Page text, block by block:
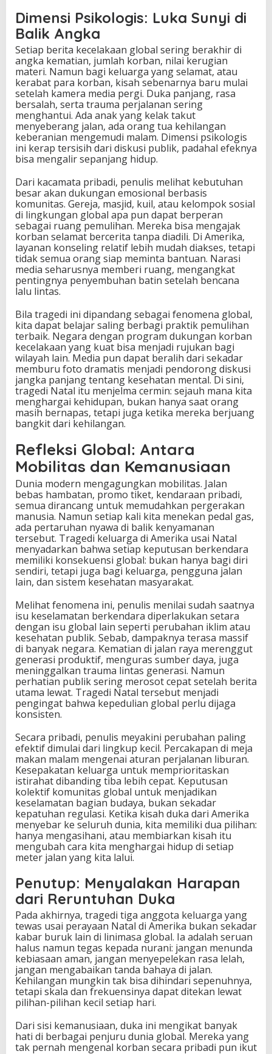
Dimensi Psikologis: Luka Sunyi di
Balik Angka
Setiap berita kecelakaan global sering berakhir di
angka kematian, jumlah korban, nilai kerugian
materi. Namun bagi keluarga yang selamat, atau
kerabat para korban, kisah sebenarnya baru mulai
setelah kamera media pergi. Duka panjang, rasa
bersalah, serta trauma perjalanan sering
menghantui. Ada anak yang kelak takut
menyeberang jalan, ada orang tua kehilangan
keberanian mengemudi malam. Dimensi psikologis
ini kerap tersisih dari diskusi publik, padahal efeknya
bisa mengalir sepanjang hidup.
Dari kacamata pribadi, penulis melihat kebutuhan
besar akan dukungan emosional berbasis
komunitas. Gereja, masjid, kuil, atau kelompok sosial
di lingkungan global apa pun dapat berperan
sebagai ruang pemulihan. Mereka bisa mengajak
korban selamat bercerita tanpa diadili. Di Amerika,
layanan konseling relatif lebih mudah diakses, tetapi
tidak semua orang siap meminta bantuan. Narasi
media seharusnya memberi ruang, mengangkat
pentingnya penyembuhan batin setelah bencana
lalu lintas.
Bila tragedi ini dipandang sebagai fenomena global,
kita dapat belajar saling berbagi praktik pemulihan
terbaik. Negara dengan program dukungan korban
kecelakaan yang kuat bisa menjadi rujukan bagi
wilayah lain. Media pun dapat beralih dari sekadar
memburu foto dramatis menjadi pendorong diskusi
jangka panjang tentang kesehatan mental. Di sini,
tragedi Natal itu menjelma cermin: sejauh mana kita
menghargai kehidupan, bukan hanya saat orang
masih bernapas, tetapi juga ketika mereka berjuang
bangkit dari kehilangan.
Refleksi Global: Antara
Mobilitas dan Kemanusiaan
Dunia modern mengagungkan mobilitas. Jalan
bebas hambatan, promo tiket, kendaraan pribadi,
semua dirancang untuk memudahkan pergerakan
manusia. Namun setiap kali kita menekan pedal gas,
ada pertaruhan nyawa di balik kenyamanan
tersebut. Tragedi keluarga di Amerika usai Natal
menyadarkan bahwa setiap keputusan berkendara
memiliki konsekuensi global: bukan hanya bagi diri
sendiri, tetapi juga bagi keluarga, pengguna jalan
lain, dan sistem kesehatan masyarakat.
Melihat fenomena ini, penulis menilai sudah saatnya
isu keselamatan berkendara diperlakukan setara
dengan isu global lain seperti perubahan iklim atau
kesehatan publik. Sebab, dampaknya terasa massif
di banyak negara. Kematian di jalan raya merenggut
generasi produktif, menguras sumber daya, juga
meninggalkan trauma lintas generasi. Namun
perhatian publik sering merosot cepat setelah berita
utama lewat. Tragedi Natal tersebut menjadi
pengingat bahwa kepedulian global perlu dijaga
konsisten.
Secara pribadi, penulis meyakini perubahan paling
efektif dimulai dari lingkup kecil. Percakapan di meja
makan malam mengenai aturan perjalanan liburan.
Kesepakatan keluarga untuk memprioritaskan
istirahat dibanding tiba lebih cepat. Keputusan
kolektif komunitas global untuk menjadikan
keselamatan bagian budaya, bukan sekadar
kepatuhan regulasi. Ketika kisah duka dari Amerika
menyebar ke seluruh dunia, kita memiliki dua pilihan:
hanya mengasihani, atau membiarkan kisah itu
mengubah cara kita menghargai hidup di setiap
meter jalan yang kita lalui.
Penutup: Menyalakan Harapan
dari Reruntuhan Duka
Pada akhirnya, tragedi tiga anggota keluarga yang
tewas usai perayaan Natal di Amerika bukan sekadar
kabar buruk lain di linimasa global. Ia adalah seruan
halus namun tegas kepada nurani: jangan menunda
kebiasaan aman, jangan menyepelekan rasa lelah,
jangan mengabaikan tanda bahaya di jalan.
Kehilangan mungkin tak bisa dihindari sepenuhnya,
tetapi skala dan frekuensinya dapat ditekan lewat
pilihan-pilihan kecil setiap hari.
Dari sisi kemanusiaan, duka ini mengikat banyak
hati di berbagai penjuru dunia global. Mereka yang
tak pernah mengenal korban secara pribadi pun ikut